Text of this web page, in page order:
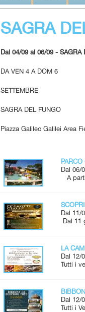
SAGRA
Dal 04/09 al 06/09 - SAGRA
DA VEN 4 A DOM 6
SETTEMBRE
SAGRA DEL FUNGO
Piazza Galileo Galilei Area
Dal 06/
A
Dal 11/
Dal 11
LA
Dal 12/
Tutti i
Dal 12/
Tutti i